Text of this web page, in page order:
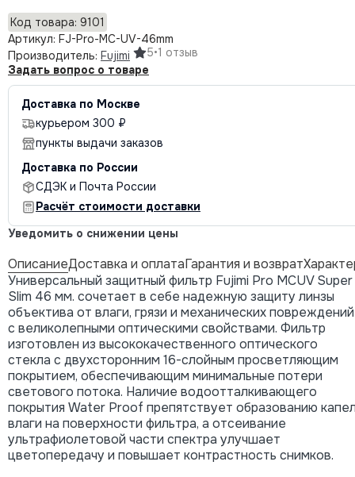
Код товара: 9101
Артикул: FJ-Pro-MC-UV-46mm
Производитель: Fujimi 5•1 отзыв
Задать вопрос о товаре
Доставка по Москве
курьером 300 ₽
пункты выдачи заказов
Доставка по России
СДЭК и Почта России
Расчёт стоимости доставки
Уведомить о снижении цены
ОписаниеДоставка и оплатаГарантия и возврат
Универсальный защитный фильтр Fujimi Pro MCUV Super
Slim 46 мм. сочетает в себе надежную защиту линзы
объектива от влаги, грязи и механических повреждений
с великолепными оптическими свойствами. Фильтр
изготовлен из высококачественного оптического
стекла с двухсторонним 16-слойным просветляющим
покрытием, обеспечивающим минимальные потери
светового потока. Наличие водоотталкивающего
покрытия Water Proof препятствует образованию
влаги на поверхности фильтра, а отсеивание
ультрафиолетовой части спектра улучшает
цветопередачу и повышает контрастность снимков.